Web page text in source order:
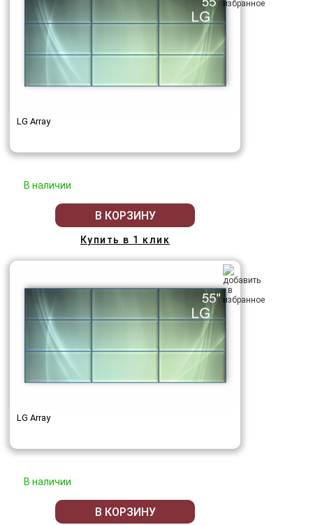
LG Array
В наличии
В КОРЗИНУ
Купить в 1 клик
LG Array
В наличии
В КОРЗИНУ